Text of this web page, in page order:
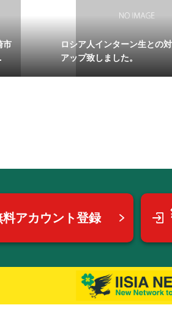
市
ロシア人インターン生との
アップ致しました。
料アカウント登録